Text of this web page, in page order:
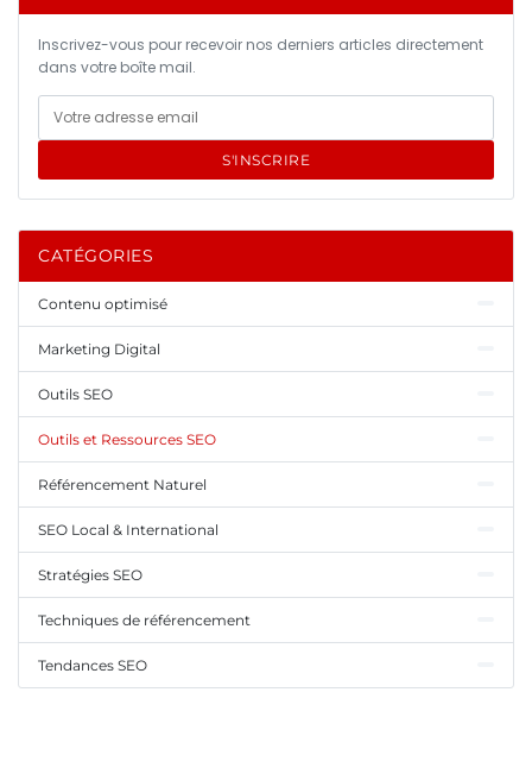
Inscrivez-vous pour recevoir nos derniers articles directement
dans votre boîte mail.
S'INSCRIRE
CATÉGORIES
Contenu optimisé
Marketing Digital
Outils SEO
Outils et Ressources SEO
Référencement Naturel
SEO Local & International
Stratégies SEO
Techniques de référencement
Tendances SEO